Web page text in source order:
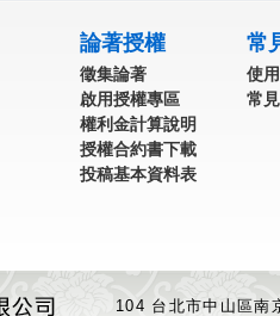
論著授權
徵集論著
啟用授權專區
權利金計算說明
授權合約書下載
投稿基本資料表
常
使
常
104 台北市中山區